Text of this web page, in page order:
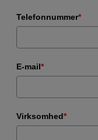
Telefonnummer*
E-mail*
Virksomhed*